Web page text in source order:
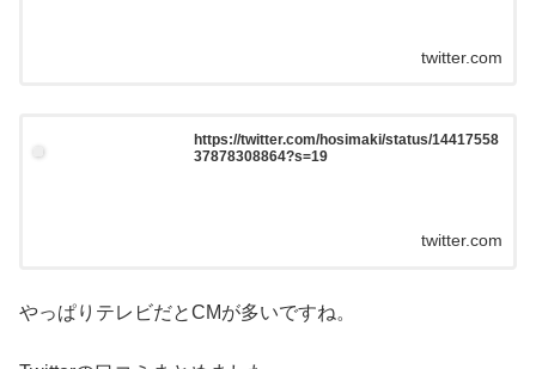
twitter.com
https://twitter.com/hosimaki/status/14417558
37878308864?s=19
twitter.com
やっぱりテレビだとCMが多いですね。